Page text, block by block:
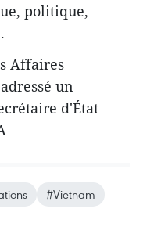
politique,
Affaires
un
d'État
#Vietnam